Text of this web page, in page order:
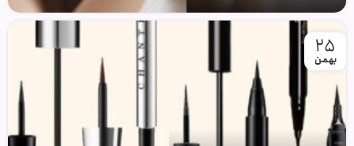
25
بهمن